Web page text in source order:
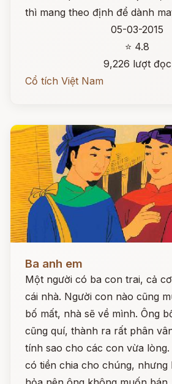
thì mang theo định để dành
05-03-2015
⭐ 4.8
9,226 lượt đọc
Cổ tích Việt Nam
Ba anh em
Một người có ba con trai, cả
cái nhà. Người con nào cũng
bố mất, nhà sẽ về mình. Ông
cũng quí, thành ra rất phân
tính sao cho các con vừa
có tiền chia cho chúng, nhưng